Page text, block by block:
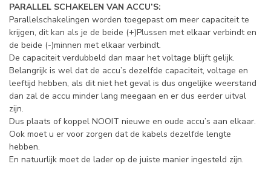
PARALLEL SCHAKELEN VAN ACCU’S:
Parallelschakelingen worden toegepast om meer capaciteit te
krijgen, dit kan als je de beide (+)Plussen met elkaar verbindt en
de beide (-)minnen met elkaar verbindt.
De capaciteit verdubbeld dan maar het voltage blijft gelijk.
Belangrijk is wel dat de accu’s dezelfde capaciteit, voltage en
leeftijd hebben, als dit niet het geval is dus ongelijke weerstand
dan zal de accu minder lang meegaan en er dus eerder uitval
zijn.
Dus plaats of koppel NOOIT nieuwe en oude accu’s aan elkaar.
Ook moet u er voor zorgen dat de kabels dezelfde lengte
hebben.
En natuurlijk moet de lader op de juiste manier ingesteld zijn.